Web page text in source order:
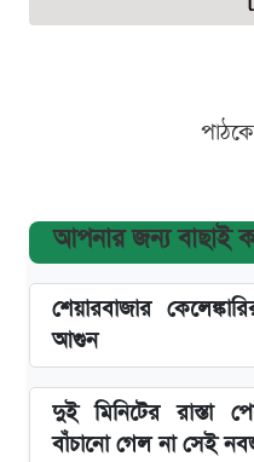
আপনার জন্য বাছাই
শেয়ারবাজার
আগুন
দুই মিনিটের রাস্তা
বাঁচানো গেল না সেই